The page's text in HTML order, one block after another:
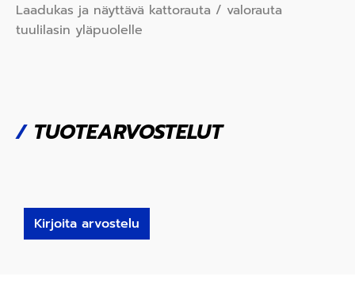
Laadukas ja näyttävä kattorauta / valorauta
tuulilasin yläpuolelle
/TUOTEARVOSTELUT
Kirjoita arvostelu